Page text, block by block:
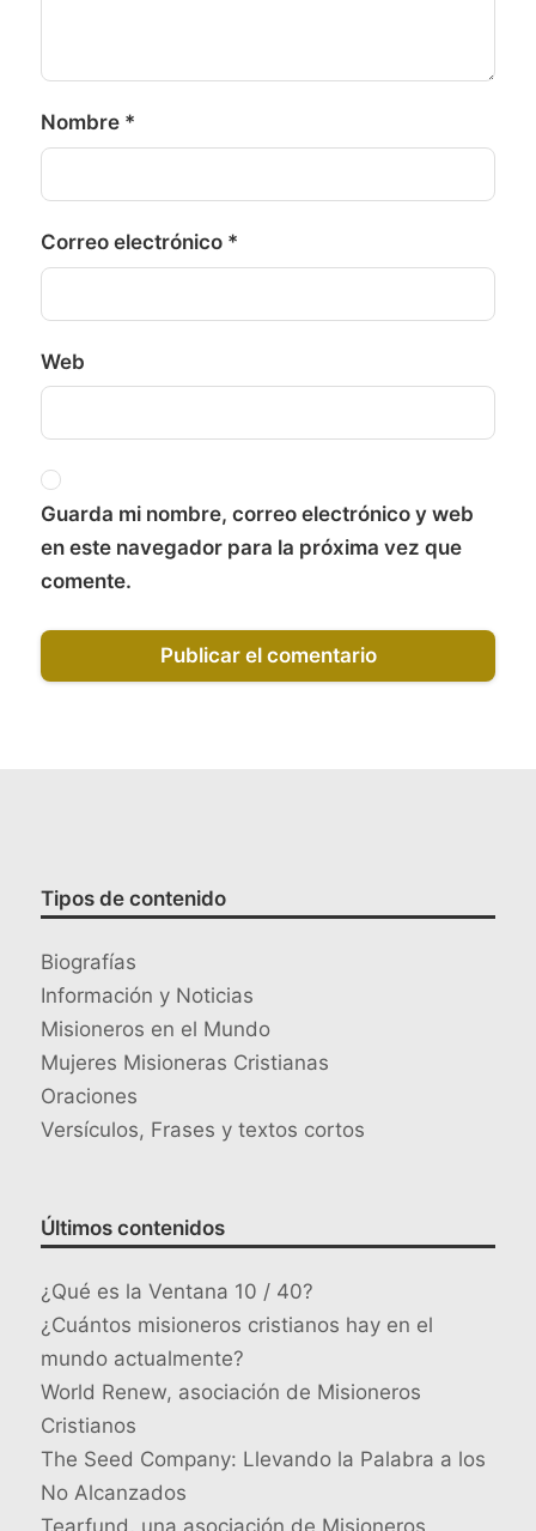
Nombre *
Correo electrónico *
Web
Guarda mi nombre, correo electrónico y web
en este navegador para la próxima vez que
comente.
Tipos de contenido
Biografías
Información y Noticias
Misioneros en el Mundo
Mujeres Misioneras Cristianas
Oraciones
Versículos, Frases y textos cortos
Últimos contenidos
¿Qué es la Ventana 10 / 40?
¿Cuántos misioneros cristianos hay en el
mundo actualmente?
World Renew, asociación de Misioneros
Cristianos
The Seed Company: Llevando la Palabra a los
No Alcanzados